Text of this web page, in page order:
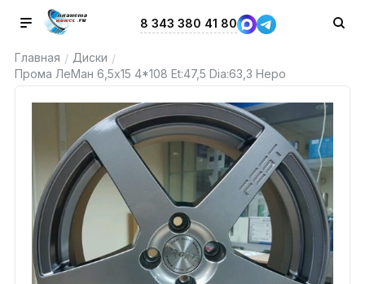
8 343 380 41 80
Главная / Диски /
Прома ЛеМан 6,5x15 4*108 Et:47,5 Dia:63,3 Неро